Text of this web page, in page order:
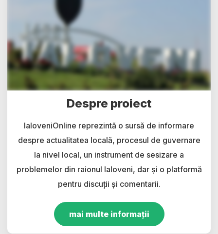
Despre proiect
IaloveniOnline reprezintă o sursă de informare
despre actualitatea locală, procesul de guvernare
la nivel local, un instrument de sesizare a
problemelor din raionul Ialoveni, dar și o platformă
pentru discuții și comentarii.
mai multe informații